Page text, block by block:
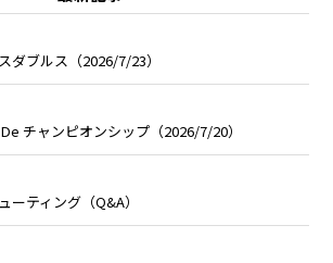
ダブルス（2026/7/23）
チャンピオンシップ（2026/7/20）
ーティング（Q&A）